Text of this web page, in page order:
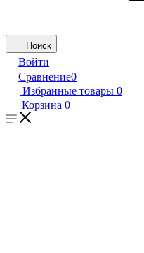
Поиск
Войти
Сравнение0
Избранные товары 0
Корзина 0